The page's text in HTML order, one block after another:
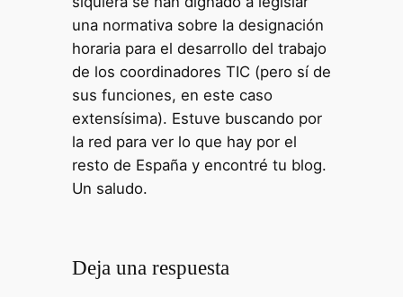
una normativa sobre la designación
horaria para el desarrollo del trabajo
de los coordinadores TIC (pero sí de
sus funciones, en este caso
extensísima). Estuve buscando por
la red para ver lo que hay por el
resto de España y encontré tu blog.
Un saludo.
Deja una respuesta